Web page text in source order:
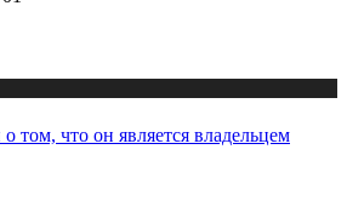
том, что он является владельцем